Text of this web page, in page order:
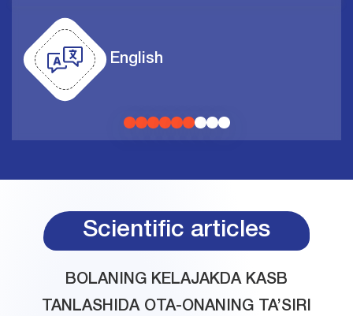
English
Scientific articles
BOLANING KELAJAKDA KASB
TANLASHIDA OTA-ONANING TA’SIRI